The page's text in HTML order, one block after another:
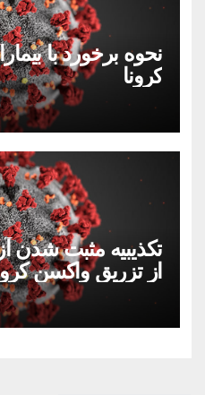
نحوه برخورد با
کرونا
تکذیبیه مثبت شدن
از تزریق واکسن